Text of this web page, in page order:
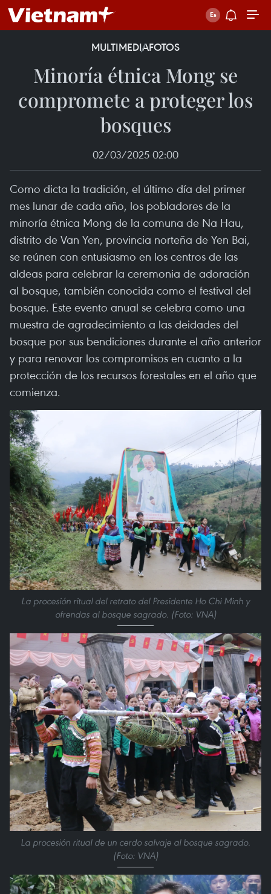
MULTIMEDIAFOTOS
Minoría étnica Mong se
compromete a proteger los
bosques
02/03/2025 02:00
Como dicta la tradición, el último día del primer
mes lunar de cada año, los pobladores de la
minoría étnica Mong de la comuna de Na Hau,
distrito de Van Yen, provincia norteña de Yen Bai,
se reúnen con entusiasmo en los centros de las
aldeas para celebrar la ceremonia de adoración
al bosque, también conocida como el festival del
bosque. Este evento anual se celebra como una
muestra de agradecimiento a las deidades del
bosque por sus bendiciones durante el año anterior
y para renovar los compromisos en cuanto a la
protección de los recursos forestales en el año que
comienza.
La procesión ritual del retrato del Presidente Ho Chi Minh y
ofrendas al bosque sagrado. (Foto: VNA)
La procesión ritual de un cerdo salvaje al bosque sagrado.
(Foto: VNA)